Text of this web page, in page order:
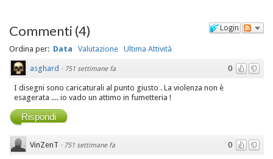
Login
Commenti (4)
Ordina per: Data Valutazione Ultima Attività
0
asghard · 751 settimane fa
I disegni sono caricaturali al punto giusto . La violenza non è
esagerata .... io vado un attimo in fumetteria !
Rispondi
0
VinZenT · 751 settimane fa